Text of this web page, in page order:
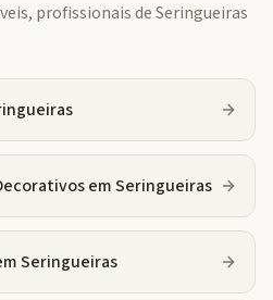
profissionais deSeringueiras
emSeringueiras
Seringueiras